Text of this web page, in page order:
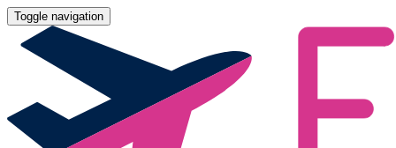
Toggle navigation